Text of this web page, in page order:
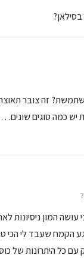
זה צובר תאוצה
יש כמה סוגים
המון ניסיונות
הקמח שעבד לי הכי
כל היתרונות של